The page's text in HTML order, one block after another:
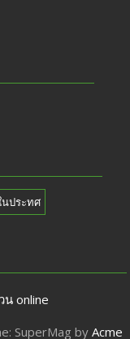
นประทศ
online
SuperMag byAcme